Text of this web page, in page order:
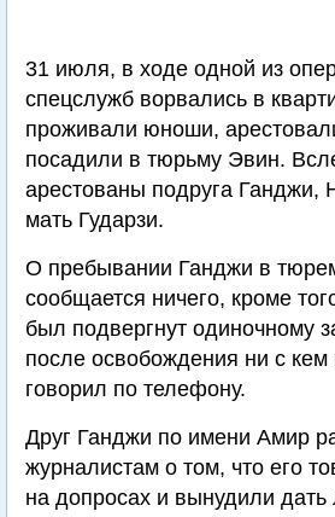
31 июля, в ходе одной из
спецслужб ворвались в
проживали юноши,
посадили в тюрьму Эвин.
арестованы подруга Ганджи,
мать Гударзи.
О пребывании Ганджи в
сообщается ничего, кроме
был подвергнут одиночному
после освобождения ни с
говорил по телефону.
Друг Ганджи по имени Амир
журналистам о том, что его
на допросах и вынудили